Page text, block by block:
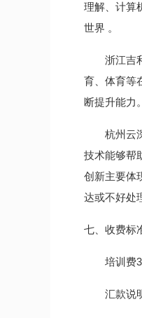
理解、计算
世界 。
浙江吉
育、体育等
断提升能力。
杭州云
技术能够帮
创新主要体
达或不好处
七、收费标
培训费
汇款说